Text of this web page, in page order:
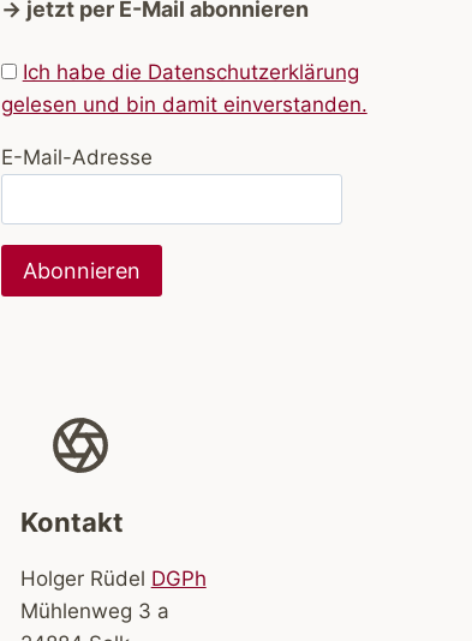
→ jetzt per E-Mail abonnieren
Ich habe die Datenschutzerklärung
gelesen und bin damit einverstanden.
E-Mail-Adresse
Kontakt
Holger Rüdel DGPh
Mühlenweg 3 a